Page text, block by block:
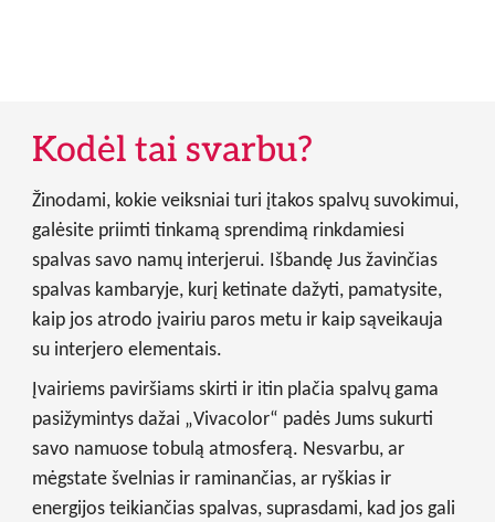
Kodėl tai svarbu?
Žinodami, kokie veiksniai turi įtakos spalvų suvokimui,
galėsite priimti tinkamą sprendimą rinkdamiesi
spalvas savo namų interjerui. Išbandę Jus žavinčias
spalvas kambaryje, kurį ketinate dažyti, pamatysite,
kaip jos atrodo įvairiu paros metu ir kaip sąveikauja
su interjero elementais.
Įvairiems paviršiams skirti ir itin plačia spalvų gama
pasižymintys dažai „Vivacolor“ padės Jums sukurti
savo namuose tobulą atmosferą. Nesvarbu, ar
mėgstate švelnias ir raminančias, ar ryškias ir
energijos teikiančias spalvas, suprasdami, kad jos gali